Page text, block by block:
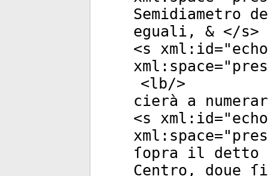
Semidiametro
eguali, & </s>
<s xml:id="
xml:space="
<lb/>
cierà a
<s xml:id="
xml:space="
ſopra il detto
Centro, doue